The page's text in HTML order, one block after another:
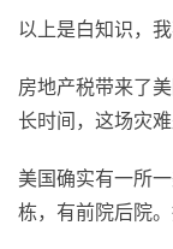
以上是白知识，
房地产税带来了
长时间，这场灾
美国确实有一所
栋，有前院后院